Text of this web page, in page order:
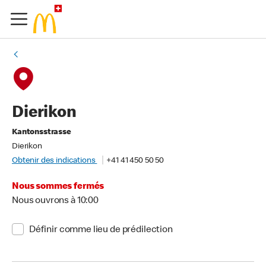
Dierikon
Kantonsstrasse
Dierikon
Obtenir des indications
+41 41 450 50 50
Nous sommes fermés
Nous ouvrons à 10:00
Définir comme lieu de prédilection